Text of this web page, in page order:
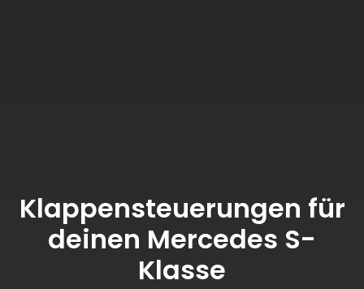
Klappensteuerungen für
deinen Mercedes S-
Klasse